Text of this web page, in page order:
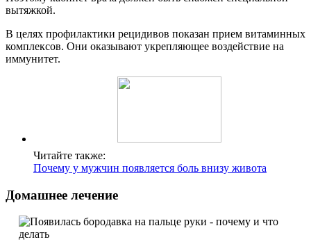
вытяжкой.
В целях профилактики рецидивов показан прием витаминных
комплексов. Они оказывают укрепляющее воздействие на
иммунитет.
Читайте также:
Почему у мужчин появляется боль внизу живота
Домашнее лечение